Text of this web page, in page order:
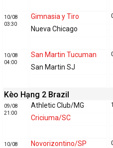
10/08
03:30
Gimnasia y Tiro
Nueva Chicago
10/08
04:00
San Martin Tucuman
San Martin SJ
Kèo Hạng 2 Brazil
09/08
21:00
Athletic Club/MG
Criciuma/SC
10/08
Novorizontino/SP